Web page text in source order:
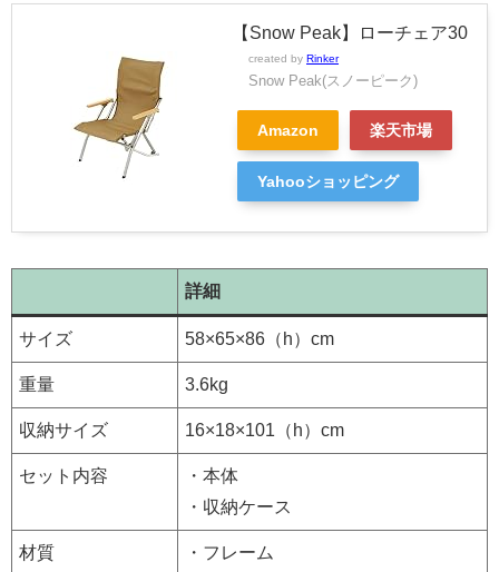
【Snow Peak】ローチェア30
created by Rinker
Snow Peak(スノーピーク)
Amazon 楽天市場
Yahooショッピング
詳細
サイズ 58×65×86（h）cm
重量 3.6kg
収納サイズ 16×18×101（h）cm
セット内容
・本体
・収納ケース
材質
・フレーム